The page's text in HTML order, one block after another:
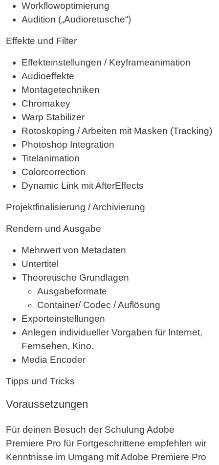
Workflowoptimierung
Audition („Audioretusche“)
Effekte und Filter
Effekteinstellungen / Keyframeanimation
Audioeffekte
Montagetechniken
Chromakey
Warp Stabilizer
Rotoskoping / Arbeiten mit Masken (Tracking)
Photoshop Integration
Titelanimation
Colorcorrection
Dynamic Link mit AfterEffects
Projektfinalisierung / Archivierung
Rendern und Ausgabe
Mehrwert von Metadaten
Untertitel
Theoretische Grundlagen
Ausgabeformate
Container/ Codec / Auflösung
Exporteinstellungen
Anlegen individueller Vorgaben für Internet,
Fernsehen, Kino.
Media Encoder
Tipps und Tricks
Voraussetzungen
Für deinen Besuch der Schulung Adobe
Premiere Pro für Fortgeschrittene empfehlen wir
Kenntnisse im Umgang mit Adobe Premiere Pro